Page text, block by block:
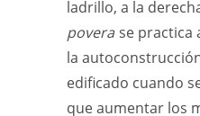
ladrillo, a la
povera se practica
la
edificado cuando
que aumentar los